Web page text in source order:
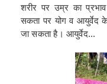
शरीर पर उम्र का
सकता पर योग व आयुर्वेद
जा सकता है। आयुर्वेद...